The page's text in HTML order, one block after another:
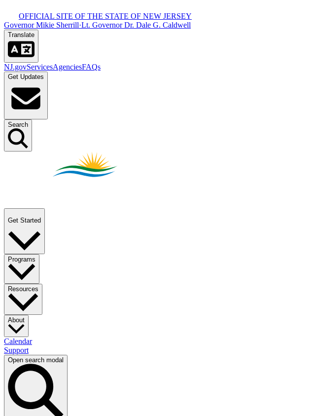
OFFICIAL SITE OF THE STATE OF NEW JERSEY​​​​‌ ‍ ​‍​‍‌‍ ‌ ​‍‌‍‍‌‌‍‌ ‌‍‍‌‌‍ ‍​‍​‍​ ‍‍​‍​‍‌ ​ ‌‍​‌‌‍ ‍‌‍‍‌‌ ‌​‌ ‍‌​‍ ‍‌‍‍‌‌‍ ​‍​‍​‍ ​​‍​‍‌‍‍​‌ ​‍‌‍‌‌‌‍‌‍​‍​‍​ ‍‍​‍​‍‌‍‍​‌ ‌​‌ ‌​‌ ​​​ ‍‍​‍ ​‍ ‌‍ ​‌‍ ‌‍​ ‌‍​‌‌‍ ​‌‍‍​‌‍ ‌ ​ ‌ ‌​​ ‍‍​ ​ ​ ​ ​ ​ ​ ​ ​‍ ‌‍‍‌‌‍ ‍‌ ‌​‌‍‌‌‌‍ ‍‌ ‌​​‍ ‌‍‌‌‌‍‌​‌‍‍‌‌ ‌​​‍ ‌‍ ‌‌‍ ‌‍‌​‌‍‌‌​ ‌‌ ​​‌ ​‍‌‍‌‌‌ ​ ‌‍‌‌‌‍ ‍‌ ‌​‌‍​‌‌ ‌​‌‍‍‌‌‍ ‌‍ ‍​ ‍ ‌‍‍‌‌‍‌​​ ‌‌‍ ‍‌‍‍‍‌​‌ ‌‍ ‌ ‌‍‌​ ​‌‍​‌‌ ‍‌‌‍ ‌ ‌‌‌ ‌​​ ‍ ‌ ‌​‌ ‍‌‌ ​​‌‍‌‌​ ‌‌‍ ‍‌‍‍‍‌‍ ​‌‍​‌‌ ‍‌‌‍ ‌ ‌‌‌ ‌​​ ‍ ‌ ​​‌‍​‌‌ ‌​‌‍‍​​ ‌‌‍‍​‌‍‌‌‌‍​‌‌‍‌​‌‍‌‌‌ ​‍​‍ ‍‌ ​ ‌‍‌‌‌‍​‌‌‍ ​​‍ ‍‌ ‌​‌‍‌‌‌ ‍​‌ ‌​​ ‌‍​‍‌‍​‌‌ ​ ‌‍‌‌‌‌‌‌‌ ​‍‌‍ ​​ ‌‌‍‍​‌ ‌​‌ ‌​‌ ​​​‍‌‌​ ​ ‌​​‌​‍‌‌​ ​‍‌​‌‍​‍‌‌​ ​‍‌​‌‍‌‍ ​‌‍ ‌‍​ ‌‍​‌‌‍ ​‌‍‍​‌‍ ‌ ​ ‌ ‌​​‍‌‌​ ​ ‌​​‌​ ​ ​ ​ ​ ​ ​ ​ ​‍‌‍‌‍‍‌‌‍‌​​ ‌‌‍ ‍‌‍‍‍‌​‌ ‌‍ ‌ ‌‍‌​ ​‌‍​‌‌ ‍‌‌‍ ‌ ‌‌‌ ‌​​‍‌‍‌ ‌​‌ ‍‌‌ ​​‌‍‌‌​ ‌‌‍ ‍‌‍‍‍‌‍ ​‌‍​‌‌ ‍‌‌‍ ‌ ‌‌‌ ‌​​‍‌‍‌ ​​‌‍​‌‌ ‌​‌‍‍​​ ‌‌‍‍​‌‍‌‌‌‍​‌‌‍‌​‌‍‌‌‌ ​‍​‍ ‍‌ ​ ‌‍‌‌‌‍​‌‌‍ ​​‍ ‍‌ ‌​‌‍‌‌‌ ‍​‌ ‌​​‍‌‍‌ ​​‌‍‌‌‌ ​‍‌ ​ ‌ ​​‌‍‌‌‌‍​ ‌ ‌​‌‍‍‌‌ ‌‍‌‍‌‌​ ‌‌ ​​‌ ‌‌‌‍​‍‌‍ ​‌‍‍‌‌ ​ ‌‍‍​‌‍‌‌‌‍‌​​‍​‍‌ ‌
Governor Mikie Sherrill​​​​‌ ‍ ​‍​‍‌‍ ‌ ​‍‌‍‍‌‌‍‌ ‌‍‍‌‌‍ ‍​‍​‍​ ‍‍​‍​‍‌ ​ ‌‍​‌‌‍ ‍‌‍‍‌‌ ‌​‌ ‍‌​‍ ‍‌‍‍‌‌‍ ​‍​‍​‍ ​​‍​‍‌‍‍​‌ ​‍‌‍‌‌‌‍‌‍​‍​‍​ ‍‍​‍​‍‌‍‍​‌ ‌​‌ ‌​‌ ​​​ ‍‍​‍ ​‍ ‌‍ ​‌‍ ‌‍​ ‌‍​‌‌‍ ​‌‍‍​‌‍ ‌ ​ ‌ ‌​​ ‍‍​ ​ ​ ​ ​ ​ ​ ​ ​‍ ‌‍‍‌‌‍ ‍‌ ‌​‌‍‌‌‌‍ ‍‌ ‌​​‍ ‌‍‌‌‌‍‌​‌‍‍‌‌ ‌​​‍ ‌‍ ‌‌‍ ‌‍‌​‌‍‌‌​ ‌‌ ​​‌ ​‍‌‍‌‌‌ ​ ‌‍‌‌‌‍ ‍‌ ‌​‌‍​‌‌ ‌​‌‍‍‌‌‍ ‌‍ ‍​ ‍ ‌‍‍‌‌‍‌​​ ‌‌‍ ‍‌‍‍‍‌​‌ ‌‍ ‌ ‌‍‌​ ​‌‍​‌‌ ‍‌‌‍ ‌ ‌‌‌ ‌​​ ‍ ‌ ‌​‌ ‍‌‌ ​​‌‍‌‌​ ‌‌‍ ‍‌‍‍‍‌‍ ​‌‍​‌‌ ‍‌‌‍ ‌ ‌‌‌ ‌​​ ‍ ‌ ​​‌‍​‌‌ ‌​‌‍‍​​ ‌‌‍‍​‌‍‌‌‌‍​‌‌‍‌​‌‍‌‌‌ ​‍​‍ ‍‌‍ ​‌‍‌‌‌‍​‌‌‍‌​‌‍‌‌‌ ​‍‌ ​ ​‍ ‍‌‍‌ ‌‍ ‌ ‌‍‌‍‌‌‌ ​‍‌‍ ‍‌‍ ‌ ​‍​ ‌‍​‍‌‍​‌‌ ​ ‌‍‌‌‌‌‌‌‌ ​‍‌‍ ​​ ‌‌‍‍​‌ ‌​‌ ‌​‌ ​​​‍‌‌​ ​ ‌​​‌​‍‌‌​ ​‍‌​‌‍​‍‌‌​ ​‍‌​‌‍‌‍ ​‌‍ ‌‍​ ‌‍​‌‌‍ ​‌‍‍​‌‍ ‌ ​ ‌ ‌​​‍‌‌​ ​ ‌​​‌​ ​ ​ ​ ​ ​ ​ ​ ​‍‌‍‌‍‍‌‌‍‌​​ ‌‌‍ ‍‌‍‍‍‌​‌ ‌‍ ‌ ‌‍‌​ ​‌‍​‌‌ ‍‌‌‍ ‌ ‌‌‌ ‌​​‍‌‍‌ ‌​‌ ‍‌‌ ​​‌‍‌‌​ ‌‌‍ ‍‌‍‍‍‌‍ ​‌‍​‌‌ ‍‌‌‍ ‌ ‌‌‌ ‌​​‍‌‍‌ ​​‌‍​‌‌ ‌​‌‍‍​​ ‌‌‍‍​‌‍‌‌‌‍​‌‌‍‌​‌‍‌‌‌ ​‍​‍ ‍‌‍ ​‌‍‌‌‌‍​‌‌‍‌​‌‍‌‌‌ ​‍‌ ​ ​‍ ‍‌‍‌ ‌‍ ‌ ‌‍‌‍‌‌‌ ​‍‌‍ ‍‌‍ ‌ ​‍​‍‌‍‌ ​​‌‍‌‌‌ ​‍‌ ​ ‌ ​​‌‍‌‌‌‍​ ‌ ‌​‌‍‍‌‌ ‌‍‌‍‌‌​ ‌‌ ​​‌ ‌‌‌‍​‍‌‍ ​‌‍‍‌‌ ​ ‌‍‍​‌‍‌‌‌‍‌​​‍​‍‌ ‌·Lt. Governor Dr. Dale G. Caldwell​​​​‌ ‍ ​‍​‍‌‍ ‌ ​‍‌‍‍‌‌‍‌ ‌‍‍‌‌‍ ‍​‍​‍​ ‍‍​‍​‍‌ ​ ‌‍​‌‌‍ ‍‌‍‍‌‌ ‌​‌ ‍‌​‍ ‍‌‍‍‌‌‍ ​‍​‍​‍ ​​‍​‍‌‍‍​‌ ​‍‌‍‌‌‌‍‌‍​‍​‍​ ‍‍​‍​‍‌‍‍​‌ ‌​‌ ‌​‌ ​​​ ‍‍​‍ ​‍ ‌‍ ​‌‍ ‌‍​ ‌‍​‌‌‍ ​‌‍‍​‌‍ ‌ ​ ‌ ‌​​ ‍‍​ ​ ​ ​ ​ ​ ​ ​ ​‍ ‌‍‍‌‌‍ ‍‌ ‌​‌‍‌‌‌‍ ‍‌ ‌​​‍ ‌‍‌‌‌‍‌​‌‍‍‌‌ ‌​​‍ ‌‍ ‌‌‍ ‌‍‌​‌‍‌‌​ ‌‌ ​​‌ ​‍‌‍‌‌‌ ​ ‌‍‌‌‌‍ ‍‌ ‌​‌‍​‌‌ ‌​‌‍‍‌‌‍ ‌‍ ‍​ ‍ ‌‍‍‌‌‍‌​​ ‌‌‍ ‍‌‍‍‍‌​‌ ‌‍ ‌ ‌‍‌​ ​‌‍​‌‌ ‍‌‌‍ ‌ ‌‌‌ ‌​​ ‍ ‌ ‌​‌ ‍‌‌ ​​‌‍‌‌​ ‌‌‍ ‍‌‍‍‍‌‍ ​‌‍​‌‌ ‍‌‌‍ ‌ ‌‌‌ ‌​​ ‍ ‌ ​​‌‍​‌‌ ‌​‌‍‍​​ ‌‌‍‍​‌‍‌‌‌‍​‌‌‍‌​‌‍‌‌‌ ​‍​‍ ‍‌‍ ​‌‍‌‌‌‍​‌‌‍‌​‌‍‌‌‌ ​‍‌ ​ ​‍ ‍‌‍ ​‌ ‌​‌​‌ ‌‍ ‌ ‌‍‌‍‌‌‌ ​‍‌‍ ‍‌‍ ‌ ​‍​ ‌‍​‍‌‍​‌‌ ​ ‌‍‌‌‌‌‌‌‌ ​‍‌‍ ​​ ‌‌‍‍​‌ ‌​‌ ‌​‌ ​​​‍‌‌​ ​ ‌​​‌​‍‌‌​ ​‍‌​‌‍​‍‌‌​ ​‍‌​‌‍‌‍ ​‌‍ ‌‍​ ‌‍​‌‌‍ ​‌‍‍​‌‍ ‌ ​ ‌ ‌​​‍‌‌​ ​ ‌​​‌​ ​ ​ ​ ​ ​ ​ ​ ​‍‌‍‌‍‍‌‌‍‌​​ ‌‌‍ ‍‌‍‍‍‌​‌ ‌‍ ‌ ‌‍‌​ ​‌‍​‌‌ ‍‌‌‍ ‌ ‌‌‌ ‌​​‍‌‍‌ ‌​‌ ‍‌‌ ​​‌‍‌‌​ ‌‌‍ ‍‌‍‍‍‌‍ ​‌‍​‌‌ ‍‌‌‍ ‌ ‌‌‌ ‌​​‍‌‍‌ ​​‌‍​‌‌ ‌​‌‍‍​​ ‌‌‍‍​‌‍‌‌‌‍​‌‌‍‌​‌‍‌‌‌ ​‍​‍ ‍‌‍ ​‌‍‌‌‌‍​‌‌‍‌​‌‍‌‌‌ ​‍‌ ​ ​‍ ‍‌‍ ​‌ ‌​‌​‌ ‌‍ ‌ ‌‍‌‍‌‌‌ ​‍‌‍ ‍‌‍ ‌ ​‍​‍‌‍‌ ​​‌‍‌‌‌ ​‍‌ ​ ‌ ​​‌‍‌‌‌‍​ ‌ ‌​‌‍‍‌‌ ‌‍‌‍‌‌​ ‌‌ ​​‌ ‌‌‌‍​‍‌‍ ​‌‍‍‌‌ ​ ‌‍‍​‌‍‌‌‌‍‌​​‍​‍‌ ‌
Translate​​​​‌ ‍ ​‍​‍‌‍ ‌ ​‍‌‍‍‌‌‍‌ ‌‍‍‌‌‍ ‍​‍​‍​ ‍‍​‍​‍‌ ​ ‌‍​‌‌‍ ‍‌‍‍‌‌ ‌​‌ ‍‌​‍ ‍‌‍‍‌‌‍ ​‍​‍​‍ ​​‍​‍‌‍‍​‌ ​‍‌‍‌‌‌‍‌‍​‍​‍​ ‍‍​‍​‍‌‍‍​‌ ‌​‌ ‌​‌ ​​​ ‍‍​‍ ​‍ ‌‍ ​‌‍ ‌‍​ ‌‍​‌‌‍ ​‌‍‍​‌‍ ‌ ​ ‌ ‌​​ ‍‍​ ​ ​ ​ ​ ​ ​ ​ ​‍ ‌‍‍‌‌‍ ‍‌ ‌​‌‍‌‌‌‍ ‍‌ ‌​​‍ ‌‍‌‌‌‍‌​‌‍‍‌‌ ‌​​‍ ‌‍ ‌‌‍ ‌‍‌​‌‍‌‌​ ‌‌ ​​‌ ​‍‌‍‌‌‌ ​ ‌‍‌‌‌‍ ‍‌ ‌​‌‍​‌‌ ‌​‌‍‍‌‌‍ ‌‍ ‍​ ‍ ‌‍‍‌‌‍‌​​ ‌‌‍ ‍‌‍‍‍‌​‌ ‌‍ ‌ ‌‍‌​ ​‌‍​‌‌ ‍‌‌‍ ‌ ‌‌‌ ‌​​ ‍ ‌ ‌​‌ ‍‌‌ ​​‌‍‌‌​ ‌‌‍ ‍‌‍‍‍‌‍ ​‌‍​‌‌ ‍‌‌‍ ‌ ‌‌‌ ‌​​ ‍ ‌ ​​‌‍​‌‌ ‌​‌‍‍​​ ‌‌‍‍​‌‍‌‌‌‍​‌‌‍‌​‌‍‌‌‌ ​‍​‍ ‍‌ ‌​‌ ​‍‌‍​‌‌‍ ‍‌ ​ ‌‍ ​‌‍​‌‌ ‌​‌‍‍‌‌‍ ‌‍ ‍‌ ​ ​‍ ‍‌‍​‍‌ ‌​‌‍ ‍​ ‌‍​‍‌‍​‌‌ ​ ‌‍‌‌‌‌‌‌‌ ​‍‌‍ ​​ ‌‌‍‍​‌ ‌​‌ ‌​‌ ​​​‍‌‌​ ​ ‌​​‌​‍‌‌​ ​‍‌​‌‍​‍‌‌​ ​‍‌​‌‍‌‍ ​‌‍ ‌‍​ ‌‍​‌‌‍ ​‌‍‍​‌‍ ‌ ​ ‌ ‌​​‍‌‌​ ​ ‌​​‌​ ​ ​ ​ ​ ​ ​ ​ ​‍‌‍‌‍‍‌‌‍‌​​ ‌‌‍ ‍‌‍‍‍‌​‌ ‌‍ ‌ ‌‍‌​ ​‌‍​‌‌ ‍‌‌‍ ‌ ‌‌‌ ‌​​‍‌‍‌ ‌​‌ ‍‌‌ ​​‌‍‌‌​ ‌‌‍ ‍‌‍‍‍‌‍ ​‌‍​‌‌ ‍‌‌‍ ‌ ‌‌‌ ‌​​‍‌‍‌ ​​‌‍​‌‌ ‌​‌‍‍​​ ‌‌‍‍​‌‍‌‌‌‍​‌‌‍‌​‌‍‌‌‌ ​‍​‍ ‍‌ ‌​‌ ​‍‌‍​‌‌‍ ‍‌ ​ ‌‍ ​‌‍​‌‌ ‌​‌‍‍‌‌‍ ‌‍ ‍‌ ​ ​‍ ‍‌‍​‍‌ ‌​‌‍ ‍​‍‌‍‌ ​​‌‍‌‌‌ ​‍‌ ​ ‌ ​​‌‍‌‌‌‍​ ‌ ‌​‌‍‍‌‌ ‌‍‌‍‌‌​ ‌‌ ​​‌ ‌‌‌‍​‍‌‍ ​‌‍‍‌‌ ​ ‌‍‍​‌‍‌‌‌‍‌​​‍​‍‌ ‌
NJ.gov​​​​‌ ‍ ​‍​‍‌‍ ‌ ​‍‌‍‍‌‌‍‌ ‌‍‍‌‌‍ ‍​‍​‍​ ‍‍​‍​‍‌ ​ ‌‍​‌‌‍ ‍‌‍‍‌‌ ‌​‌ ‍‌​‍ ‍‌‍‍‌‌‍ ​‍​‍​‍ ​​‍​‍‌‍‍​‌ ​‍‌‍‌‌‌‍‌‍​‍​‍​ ‍‍​‍​‍‌‍‍​‌ ‌​‌ ‌​‌ ​​​ ‍‍​‍ ​‍ ‌‍ ​‌‍ ‌‍​ ‌‍​‌‌‍ ​‌‍‍​‌‍ ‌ ​ ‌ ‌​​ ‍‍​ ​ ​ ​ ​ ​ ​ ​ ​‍ ‌‍‍‌‌‍ ‍‌ ‌​‌‍‌‌‌‍ ‍‌ ‌​​‍ ‌‍‌‌‌‍‌​‌‍‍‌‌ ‌​​‍ ‌‍ ‌‌‍ ‌‍‌​‌‍‌‌​ ‌‌ ​​‌ ​‍‌‍‌‌‌ ​ ‌‍‌‌‌‍ ‍‌ ‌​‌‍​‌‌ ‌​‌‍‍‌‌‍ ‌‍ ‍​ ‍ ‌‍‍‌‌‍‌​​ ‌‌‍ ‍‌‍‍‍‌​‌ ‌‍ ‌ ‌‍‌​ ​‌‍​‌‌ ‍‌‌‍ ‌ ‌‌‌ ‌​​ ‍ ‌ ‌​‌ ‍‌‌ ​​‌‍‌‌​ ‌‌‍ ‍‌‍‍‍‌‍ ​‌‍​‌‌ ‍‌‌‍ ‌ ‌‌‌ ‌​​ ‍ ‌ ​​‌‍​‌‌ ‌​‌‍‍​​ ‌‌‍‍​‌‍‌‌‌‍​‌‌‍‌​‌‍‌‌‌ ​‍​‍ ‍‌‍ ​‌‍‍‌‌‍ ‍‌‍‍ ‌ ​ ​‍‌‌​ ‌‌‌​​‍‌‌ ‌‍‍ ‌‍‌‌‌ ‍‌​‍‌‌​ ​ ‌​‌​​‍‌‌​ ​ ‌​‌​​‍‌‌​ ​‍​ ​‍​ ​‍‌‍‌‍‌‍​ ‌‍​ ​ ​ ‌‍​‍​ ‍​‌‍‌‌​ ​​​ ​ ‌‍​‍​ ​​​‍‌‌​ ​‍​ ​‍​‍‌‌​ ‌‌‌​‌​​‍ ‍‌ ‌​‌‍‌‌‌ ‍​‌ ‌​​ ‌‍​‍‌‍​‌‌ ​ ‌‍‌‌‌‌‌‌‌ ​‍‌‍ ​​ ‌‌‍‍​‌ ‌​‌ ‌​‌ ​​​‍‌‌​ ​ ‌​​‌​‍‌‌​ ​‍‌​‌‍​‍‌‌​ ​‍‌​‌‍‌‍ ​‌‍ ‌‍​ ‌‍​‌‌‍ ​‌‍‍​‌‍ ‌ ​ ‌ ‌​​‍‌‌​ ​ ‌​​‌​ ​ ​ ​ ​ ​ ​ ​ ​‍‌‍‌‍‍‌‌‍‌​​ ‌‌‍ ‍‌‍‍‍‌​‌ ‌‍ ‌ ‌‍‌​ ​‌‍​‌‌ ‍‌‌‍ ‌ ‌‌‌ ‌​​‍‌‍‌ ‌​‌ ‍‌‌ ​​‌‍‌‌​ ‌‌‍ ‍‌‍‍‍‌‍ ​‌‍​‌‌ ‍‌‌‍ ‌ ‌‌‌ ‌​​‍‌‍‌ ​​‌‍​‌‌ ‌​‌‍‍​​ ‌‌‍‍​‌‍‌‌‌‍​‌‌‍‌​‌‍‌‌‌ ​‍​‍ ‍‌‍ ​‌‍‍‌‌‍ ‍‌‍‍ ‌ ​ ​‍‌‌​ ‌‌‌​​‍‌‌ ‌‍‍ ‌‍‌‌‌ ‍‌​‍‌‌​ ​ ‌​‌​​‍‌‌​ ​ ‌​‌​​‍‌‌​ ​‍​ ​‍​ ​‍‌‍‌‍‌‍​ ‌‍​ ​ ​ ‌‍​‍​ ‍​‌‍‌‌​ ​​​ ​ ‌‍​‍​ ​​​‍‌‌​ ​‍​ ​‍​‍‌‌​ ‌‌‌​‌​​‍ ‍‌ ‌​‌‍‌‌‌ ‍​‌ ‌​​‍‌‍‌ ​​‌‍‌‌‌ ​‍‌ ​ ‌ ​​‌‍‌‌‌‍​ ‌ ‌​‌‍‍‌‌ ‌‍‌‍‌‌​ ‌‌ ​​‌ ‌‌‌‍​‍‌‍ ​‌‍‍‌‌ ​ ‌‍‍​‌‍‌‌‌‍‌​​‍​‍‌ ‌Services​​​​‌ ‍ ​‍​‍‌‍ ‌ ​‍‌‍‍‌‌‍‌ ‌‍‍‌‌‍ ‍​‍​‍​ ‍‍​‍​‍‌ ​ ‌‍​‌‌‍ ‍‌‍‍‌‌ ‌​‌ ‍‌​‍ ‍‌‍‍‌‌‍ ​‍​‍​‍ ​​‍​‍‌‍‍​‌ ​‍‌‍‌‌‌‍‌‍​‍​‍​ ‍‍​‍​‍‌‍‍​‌ ‌​‌ ‌​‌ ​​​ ‍‍​‍ ​‍ ‌‍ ​‌‍ ‌‍​ ‌‍​‌‌‍ ​‌‍‍​‌‍ ‌ ​ ‌ ‌​​ ‍‍​ ​ ​ ​ ​ ​ ​ ​ ​‍ ‌‍‍‌‌‍ ‍‌ ‌​‌‍‌‌‌‍ ‍‌ ‌​​‍ ‌‍‌‌‌‍‌​‌‍‍‌‌ ‌​​‍ ‌‍ ‌‌‍ ‌‍‌​‌‍‌‌​ ‌‌ ​​‌ ​‍‌‍‌‌‌ ​ ‌‍‌‌‌‍ ‍‌ ‌​‌‍​‌‌ ‌​‌‍‍‌‌‍ ‌‍ ‍​ ‍ ‌‍‍‌‌‍‌​​ ‌‌‍ ‍‌‍‍‍‌​‌ ‌‍ ‌ ‌‍‌​ ​‌‍​‌‌ ‍‌‌‍ ‌ ‌‌‌ ‌​​ ‍ ‌ ‌​‌ ‍‌‌ ​​‌‍‌‌​ ‌‌‍ ‍‌‍‍‍‌‍ ​‌‍​‌‌ ‍‌‌‍ ‌ ‌‌‌ ‌​​ ‍ ‌ ​​‌‍​‌‌ ‌​‌‍‍​​ ‌‌‍‍​‌‍‌‌‌‍​‌‌‍‌​‌‍‌‌‌ ​‍​‍ ‍‌‍ ​‌‍‍‌‌‍ ‍‌‍‍ ‌ ​ ​‍‌‌​ ‌‌‌​​‍‌‌ ‌‍‍ ‌‍‌‌‌ ‍‌​‍‌‌​ ​ ‌​‌​​‍‌‌​ ​ ‌​‌​​‍‌‌​ ​‍​ ​‍​ ​‍​ ‍​​ ‌ ​ ‍‌​ ​‍‌‍​ ‌‍​ ‌‍‌‍​ ​ ​ ‌ ​ ‌​​ ‌​​‍‌‌​ ​‍​ ​‍​‍‌‌​ ‌‌‌​‌​​‍ ‍‌ ‌​‌‍‌‌‌ ‍​‌ ‌​​ ‌‍​‍‌‍​‌‌ ​ ‌‍‌‌‌‌‌‌‌ ​‍‌‍ ​​ ‌‌‍‍​‌ ‌​‌ ‌​‌ ​​​‍‌‌​ ​ ‌​​‌​‍‌‌​ ​‍‌​‌‍​‍‌‌​ ​‍‌​‌‍‌‍ ​‌‍ ‌‍​ ‌‍​‌‌‍ ​‌‍‍​‌‍ ‌ ​ ‌ ‌​​‍‌‌​ ​ ‌​​‌​ ​ ​ ​ ​ ​ ​ ​ ​‍‌‍‌‍‍‌‌‍‌​​ ‌‌‍ ‍‌‍‍‍‌​‌ ‌‍ ‌ ‌‍‌​ ​‌‍​‌‌ ‍‌‌‍ ‌ ‌‌‌ ‌​​‍‌‍‌ ‌​‌ ‍‌‌ ​​‌‍‌‌​ ‌‌‍ ‍‌‍‍‍‌‍ ​‌‍​‌‌ ‍‌‌‍ ‌ ‌‌‌ ‌​​‍‌‍‌ ​​‌‍​‌‌ ‌​‌‍‍​​ ‌‌‍‍​‌‍‌‌‌‍​‌‌‍‌​‌‍‌‌‌ ​‍​‍ ‍‌‍ ​‌‍‍‌‌‍ ‍‌‍‍ ‌ ​ ​‍‌‌​ ‌‌‌​​‍‌‌ ‌‍‍ ‌‍‌‌‌ ‍‌​‍‌‌​ ​ ‌​‌​​‍‌‌​ ​ ‌​‌​​‍‌‌​ ​‍​ ​‍​ ​‍​ ‍​​ ‌ ​ ‍‌​ ​‍‌‍​ ‌‍​ ‌‍‌‍​ ​ ​ ‌ ​ ‌​​ ‌​​‍‌‌​ ​‍​ ​‍​‍‌‌​ ‌‌‌​‌​​‍ ‍‌ ‌​‌‍‌‌‌ ‍​‌ ‌​​‍‌‍‌ ​​‌‍‌‌‌ ​‍‌ ​ ‌ ​​‌‍‌‌‌‍​ ‌ ‌​‌‍‍‌‌ ‌‍‌‍‌‌​ ‌‌ ​​‌ ‌‌‌‍​‍‌‍ ​‌‍‍‌‌ ​ ‌‍‍​‌‍‌‌‌‍‌​​‍​‍‌ ‌Agencies​​​​‌ ‍ ​‍​‍‌‍ ‌ ​‍‌‍‍‌‌‍‌ ‌‍‍‌‌‍ ‍​‍​‍​ ‍‍​‍​‍‌ ​ ‌‍​‌‌‍ ‍‌‍‍‌‌ ‌​‌ ‍‌​‍ ‍‌‍‍‌‌‍ ​‍​‍​‍ ​​‍​‍‌‍‍​‌ ​‍‌‍‌‌‌‍‌‍​‍​‍​ ‍‍​‍​‍‌‍‍​‌ ‌​‌ ‌​‌ ​​​ ‍‍​‍ ​‍ ‌‍ ​‌‍ ‌‍​ ‌‍​‌‌‍ ​‌‍‍​‌‍ ‌ ​ ‌ ‌​​ ‍‍​ ​ ​ ​ ​ ​ ​ ​ ​‍ ‌‍‍‌‌‍ ‍‌ ‌​‌‍‌‌‌‍ ‍‌ ‌​​‍ ‌‍‌‌‌‍‌​‌‍‍‌‌ ‌​​‍ ‌‍ ‌‌‍ ‌‍‌​‌‍‌‌​ ‌‌ ​​‌ ​‍‌‍‌‌‌ ​ ‌‍‌‌‌‍ ‍‌ ‌​‌‍​‌‌ ‌​‌‍‍‌‌‍ ‌‍ ‍​ ‍ ‌‍‍‌‌‍‌​​ ‌‌‍ ‍‌‍‍‍‌​‌ ‌‍ ‌ ‌‍‌​ ​‌‍​‌‌ ‍‌‌‍ ‌ ‌‌‌ ‌​​ ‍ ‌ ‌​‌ ‍‌‌ ​​‌‍‌‌​ ‌‌‍ ‍‌‍‍‍‌‍ ​‌‍​‌‌ ‍‌‌‍ ‌ ‌‌‌ ‌​​ ‍ ‌ ​​‌‍​‌‌ ‌​‌‍‍​​ ‌‌‍‍​‌‍‌‌‌‍​‌‌‍‌​‌‍‌‌‌ ​‍​‍ ‍‌‍ ​‌‍‍‌‌‍ ‍‌‍‍ ‌ ​ ​‍‌‌​ ‌‌‌​​‍‌‌ ‌‍‍ ‌‍‌‌‌ ‍‌​‍‌‌​ ​ ‌​‌​​‍‌‌​ ​ ‌​‌​​‍‌‌​ ​‍​ ​‍​ ‌ ‌‍‌​​ ​‌‌‍‌‍​ ​ ​ ​​‌‍​ ‌‍​‍​ ‌ ‌‍‌​​ ‍​​ ​ ​‍‌‌​ ​‍​ ​‍​‍‌‌​ ‌‌‌​‌​​‍ ‍‌ ‌​‌‍‌‌‌ ‍​‌ ‌​​ ‌‍​‍‌‍​‌‌ ​ ‌‍‌‌‌‌‌‌‌ ​‍‌‍ ​​ ‌‌‍‍​‌ ‌​‌ ‌​‌ ​​​‍‌‌​ ​ ‌​​‌​‍‌‌​ ​‍‌​‌‍​‍‌‌​ ​‍‌​‌‍‌‍ ​‌‍ ‌‍​ ‌‍​‌‌‍ ​‌‍‍​‌‍ ‌ ​ ‌ ‌​​‍‌‌​ ​ ‌​​‌​ ​ ​ ​ ​ ​ ​ ​ ​‍‌‍‌‍‍‌‌‍‌​​ ‌‌‍ ‍‌‍‍‍‌​‌ ‌‍ ‌ ‌‍‌​ ​‌‍​‌‌ ‍‌‌‍ ‌ ‌‌‌ ‌​​‍‌‍‌ ‌​‌ ‍‌‌ ​​‌‍‌‌​ ‌‌‍ ‍‌‍‍‍‌‍ ​‌‍​‌‌ ‍‌‌‍ ‌ ‌‌‌ ‌​​‍‌‍‌ ​​‌‍​‌‌ ‌​‌‍‍​​ ‌‌‍‍​‌‍‌‌‌‍​‌‌‍‌​‌‍‌‌‌ ​‍​‍ ‍‌‍ ​‌‍‍‌‌‍ ‍‌‍‍ ‌ ​ ​‍‌‌​ ‌‌‌​​‍‌‌ ‌‍‍ ‌‍‌‌‌ ‍‌​‍‌‌​ ​ ‌​‌​​‍‌‌​ ​ ‌​‌​​‍‌‌​ ​‍​ ​‍​ ‌ ‌‍‌​​ ​‌‌‍‌‍​ ​ ​ ​​‌‍​ ‌‍​‍​ ‌ ‌‍‌​​ ‍​​ ​ ​‍‌‌​ ​‍​ ​‍​‍‌‌​ ‌‌‌​‌​​‍ ‍‌ ‌​‌‍‌‌‌ ‍​‌ ‌​​‍‌‍‌ ​​‌‍‌‌‌ ​‍‌ ​ ‌ ​​‌‍‌‌‌‍​ ‌ ‌​‌‍‍‌‌ ‌‍‌‍‌‌​ ‌‌ ​​‌ ‌‌‌‍​‍‌‍ ​‌‍‍‌‌ ​ ‌‍‍​‌‍‌‌‌‍‌​​‍​‍‌ ‌FAQs​​​​‌ ‍ ​‍​‍‌‍ ‌ ​‍‌‍‍‌‌‍‌ ‌‍‍‌‌‍ ‍​‍​‍​ ‍‍​‍​‍‌ ​ ‌‍​‌‌‍ ‍‌‍‍‌‌ ‌​‌ ‍‌​‍ ‍‌‍‍‌‌‍ ​‍​‍​‍ ​​‍​‍‌‍‍​‌ ​‍‌‍‌‌‌‍‌‍​‍​‍​ ‍‍​‍​‍‌‍‍​‌ ‌​‌ ‌​‌ ​​​ ‍‍​‍ ​‍ ‌‍ ​‌‍ ‌‍​ ‌‍​‌‌‍ ​‌‍‍​‌‍ ‌ ​ ‌ ‌​​ ‍‍​ ​ ​ ​ ​ ​ ​ ​ ​‍ ‌‍‍‌‌‍ ‍‌ ‌​‌‍‌‌‌‍ ‍‌ ‌​​‍ ‌‍‌‌‌‍‌​‌‍‍‌‌ ‌​​‍ ‌‍ ‌‌‍ ‌‍‌​‌‍‌‌​ ‌‌ ​​‌ ​‍‌‍‌‌‌ ​ ‌‍‌‌‌‍ ‍‌ ‌​‌‍​‌‌ ‌​‌‍‍‌‌‍ ‌‍ ‍​ ‍ ‌‍‍‌‌‍‌​​ ‌‌‍ ‍‌‍‍‍‌​‌ ‌‍ ‌ ‌‍‌​ ​‌‍​‌‌ ‍‌‌‍ ‌ ‌‌‌ ‌​​ ‍ ‌ ‌​‌ ‍‌‌ ​​‌‍‌‌​ ‌‌‍ ‍‌‍‍‍‌‍ ​‌‍​‌‌ ‍‌‌‍ ‌ ‌‌‌ ‌​​ ‍ ‌ ​​‌‍​‌‌ ‌​‌‍‍​​ ‌‌‍‍​‌‍‌‌‌‍​‌‌‍‌​‌‍‌‌‌ ​‍​‍ ‍‌‍ ​‌‍‍‌‌‍ ‍‌‍‍ ‌ ​ ​‍‌‌​ ‌‌‌​​‍‌‌ ‌‍‍ ‌‍‌‌‌ ‍‌​‍‌‌​ ​ ‌​‌​​‍‌‌​ ​ ‌​‌​​‍‌‌​ ​‍​ ​‍‌‍​ ​ ‌‍​ ‍​‌‍​ ‌‍​‍​ ​‌​ ​​​ ‌‌‌‍​ ​ ‌‌​ ​‌‌‍​‍​‍‌‌​ ​‍​ ​‍​‍‌‌​ ‌‌‌​‌​​‍ ‍‌ ‌​‌‍‌‌‌ ‍​‌ ‌​​ ‌‍​‍‌‍​‌‌ ​ ‌‍‌‌‌‌‌‌‌ ​‍‌‍ ​​ ‌‌‍‍​‌ ‌​‌ ‌​‌ ​​​‍‌‌​ ​ ‌​​‌​‍‌‌​ ​‍‌​‌‍​‍‌‌​ ​‍‌​‌‍‌‍ ​‌‍ ‌‍​ ‌‍​‌‌‍ ​‌‍‍​‌‍ ‌ ​ ‌ ‌​​‍‌‌​ ​ ‌​​‌​ ​ ​ ​ ​ ​ ​ ​ ​‍‌‍‌‍‍‌‌‍‌​​ ‌‌‍ ‍‌‍‍‍‌​‌ ‌‍ ‌ ‌‍‌​ ​‌‍​‌‌ ‍‌‌‍ ‌ ‌‌‌ ‌​​‍‌‍‌ ‌​‌ ‍‌‌ ​​‌‍‌‌​ ‌‌‍ ‍‌‍‍‍‌‍ ​‌‍​‌‌ ‍‌‌‍ ‌ ‌‌‌ ‌​​‍‌‍‌ ​​‌‍​‌‌ ‌​‌‍‍​​ ‌‌‍‍​‌‍‌‌‌‍​‌‌‍‌​‌‍‌‌‌ ​‍​‍ ‍‌‍ ​‌‍‍‌‌‍ ‍‌‍‍ ‌ ​ ​‍‌‌​ ‌‌‌​​‍‌‌ ‌‍‍ ‌‍‌‌‌ ‍‌​‍‌‌​ ​ ‌​‌​​‍‌‌​ ​ ‌​‌​​‍‌‌​ ​‍​ ​‍‌‍​ ​ ‌‍​ ‍​‌‍​ ‌‍​‍​ ​‌​ ​​​ ‌‌‌‍​ ​ ‌‌​ ​‌‌‍​‍​‍‌‌​ ​‍​ ​‍​‍‌‌​ ‌‌‌​‌​​‍ ‍‌ ‌​‌‍‌‌‌ ‍​‌ ‌​​‍‌‍‌ ​​‌‍‌‌‌ ​‍‌ ​ ‌ ​​‌‍‌‌‌‍​ ‌ ‌​‌‍‍‌‌ ‌‍‌‍‌‌​ ‌‌ ​​‌ ‌‌‌‍​‍‌‍ ​‌‍‍‌‌ ​ ‌‍‍​‌‍‌‌‌‍‌​​‍​‍‌ ‌
Get Updates​​​​‌ ‍ ​‍​‍‌‍ ‌ ​‍‌‍‍‌‌‍‌ ‌‍‍‌‌‍ ‍​‍​‍​ ‍‍​‍​‍‌ ​ ‌‍​‌‌‍ ‍‌‍‍‌‌ ‌​‌ ‍‌​‍ ‍‌‍‍‌‌‍ ​‍​‍​‍ ​​‍​‍‌‍‍​‌ ​‍‌‍‌‌‌‍‌‍​‍​‍​ ‍‍​‍​‍‌‍‍​‌ ‌​‌ ‌​‌ ​​​ ‍‍​‍ ​‍ ‌‍ ​‌‍ ‌‍​ ‌‍​‌‌‍ ​‌‍‍​‌‍ ‌ ​ ‌ ‌​​ ‍‍​ ​ ​ ​ ​ ​ ​ ​ ​‍ ‌‍‍‌‌‍ ‍‌ ‌​‌‍‌‌‌‍ ‍‌ ‌​​‍ ‌‍‌‌‌‍‌​‌‍‍‌‌ ‌​​‍ ‌‍ ‌‌‍ ‌‍‌​‌‍‌‌​ ‌‌ ​​‌ ​‍‌‍‌‌‌ ​ ‌‍‌‌‌‍ ‍‌ ‌​‌‍​‌‌ ‌​‌‍‍‌‌‍ ‌‍ ‍​ ‍ ‌‍‍‌‌‍‌​​ ‌‌‍ ‍‌‍‍‍‌​‌ ‌‍ ‌ ‌‍‌​ ​‌‍​‌‌ ‍‌‌‍ ‌ ‌‌‌ ‌​​ ‍ ‌ ‌​‌ ‍‌‌ ​​‌‍‌‌​ ‌‌‍ ‍‌‍‍‍‌‍ ​‌‍​‌‌ ‍‌‌‍ ‌ ‌‌‌ ‌​​ ‍ ‌ ​​‌‍​‌‌ ‌​‌‍‍​​ ‌‌‍‍​‌‍‌‌‌‍​‌‌‍‌​‌‍‌‌‌ ​‍​‍ ‍‌‍ ‍‌‍‌‌‌ ‌ ‌ ​ ‌‍ ​‌‍‌‌‌ ‌​‌ ‌​‌‍‌‌‌ ​‍​‍ ‍‌‍​‍‌ ‌​‌‍ ‍​ ‌‍​‍‌‍​‌‌ ​ ‌‍‌‌‌‌‌‌‌ ​‍‌‍ ​​ ‌‌‍‍​‌ ‌​‌ ‌​‌ ​​​‍‌‌​ ​ ‌​​‌​‍‌‌​ ​‍‌​‌‍​‍‌‌​ ​‍‌​‌‍‌‍ ​‌‍ ‌‍​ ‌‍​‌‌‍ ​‌‍‍​‌‍ ‌ ​ ‌ ‌​​‍‌‌​ ​ ‌​​‌​ ​ ​ ​ ​ ​ ​ ​ ​‍‌‍‌‍‍‌‌‍‌​​ ‌‌‍ ‍‌‍‍‍‌​‌ ‌‍ ‌ ‌‍‌​ ​‌‍​‌‌ ‍‌‌‍ ‌ ‌‌‌ ‌​​‍‌‍‌ ‌​‌ ‍‌‌ ​​‌‍‌‌​ ‌‌‍ ‍‌‍‍‍‌‍ ​‌‍​‌‌ ‍‌‌‍ ‌ ‌‌‌ ‌​​‍‌‍‌ ​​‌‍​‌‌ ‌​‌‍‍​​ ‌‌‍‍​‌‍‌‌‌‍​‌‌‍‌​‌‍‌‌‌ ​‍​‍ ‍‌‍ ‍‌‍‌‌‌ ‌ ‌ ​ ‌‍ ​‌‍‌‌‌ ‌​‌ ‌​‌‍‌‌‌ ​‍​‍ ‍‌‍​‍‌ ‌​‌‍ ‍​‍‌‍‌ ​​‌‍‌‌‌ ​‍‌ ​ ‌ ​​‌‍‌‌‌‍​ ‌ ‌​‌‍‍‌‌ ‌‍‌‍‌‌​ ‌‌ ​​‌ ‌‌‌‍​‍‌‍ ​‌‍‍‌‌ ​ ‌‍‍​‌‍‌‌‌‍‌​​‍​‍‌ ‌
Search​​​​‌ ‍ ​‍​‍‌‍ ‌ ​‍‌‍‍‌‌‍‌ ‌‍‍‌‌‍ ‍​‍​‍​ ‍‍​‍​‍‌ ​ ‌‍​‌‌‍ ‍‌‍‍‌‌ ‌​‌ ‍‌​‍ ‍‌‍‍‌‌‍ ​‍​‍​‍ ​​‍​‍‌‍‍​‌ ​‍‌‍‌‌‌‍‌‍​‍​‍​ ‍‍​‍​‍‌‍‍​‌ ‌​‌ ‌​‌ ​​​ ‍‍​‍ ​‍ ‌‍ ​‌‍ ‌‍​ ‌‍​‌‌‍ ​‌‍‍​‌‍ ‌ ​ ‌ ‌​​ ‍‍​ ​ ​ ​ ​ ​ ​ ​ ​‍ ‌‍‍‌‌‍ ‍‌ ‌​‌‍‌‌‌‍ ‍‌ ‌​​‍ ‌‍‌‌‌‍‌​‌‍‍‌‌ ‌​​‍ ‌‍ ‌‌‍ ‌‍‌​‌‍‌‌​ ‌‌ ​​‌ ​‍‌‍‌‌‌ ​ ‌‍‌‌‌‍ ‍‌ ‌​‌‍​‌‌ ‌​‌‍‍‌‌‍ ‌‍ ‍​ ‍ ‌‍‍‌‌‍‌​​ ‌‌‍ ‍‌‍‍‍‌​‌ ‌‍ ‌ ‌‍‌​ ​‌‍​‌‌ ‍‌‌‍ ‌ ‌‌‌ ‌​​ ‍ ‌ ‌​‌ ‍‌‌ ​​‌‍‌‌​ ‌‌‍ ‍‌‍‍‍‌‍ ​‌‍​‌‌ ‍‌‌‍ ‌ ‌‌‌ ‌​​ ‍ ‌ ​​‌‍​‌‌ ‌​‌‍‍​​ ‌‌‍‍​‌‍‌‌‌‍​‌‌‍‌​‌‍‌‌‌ ​‍​‍ ‍‌ ​ ‌‍‌‌‌‍​‌‌ ​‍‌‍​ ‌‍‍​​‍ ‍‌‍​‍‌ ‌​‌‍ ‍​ ‌‍​‍‌‍​‌‌ ​ ‌‍‌‌‌‌‌‌‌ ​‍‌‍ ​​ ‌‌‍‍​‌ ‌​‌ ‌​‌ ​​​‍‌‌​ ​ ‌​​‌​‍‌‌​ ​‍‌​‌‍​‍‌‌​ ​‍‌​‌‍‌‍ ​‌‍ ‌‍​ ‌‍​‌‌‍ ​‌‍‍​‌‍ ‌ ​ ‌ ‌​​‍‌‌​ ​ ‌​​‌​ ​ ​ ​ ​ ​ ​ ​ ​‍‌‍‌‍‍‌‌‍‌​​ ‌‌‍ ‍‌‍‍‍‌​‌ ‌‍ ‌ ‌‍‌​ ​‌‍​‌‌ ‍‌‌‍ ‌ ‌‌‌ ‌​​‍‌‍‌ ‌​‌ ‍‌‌ ​​‌‍‌‌​ ‌‌‍ ‍‌‍‍‍‌‍ ​‌‍​‌‌ ‍‌‌‍ ‌ ‌‌‌ ‌​​‍‌‍‌ ​​‌‍​‌‌ ‌​‌‍‍​​ ‌‌‍‍​‌‍‌‌‌‍​‌‌‍‌​‌‍‌‌‌ ​‍​‍ ‍‌ ​ ‌‍‌‌‌‍​‌‌ ​‍‌‍​ ‌‍‍​​‍ ‍‌‍​‍‌ ‌​‌‍ ‍​‍‌‍‌ ​​‌‍‌‌‌ ​‍‌ ​ ‌ ​​‌‍‌‌‌‍​ ‌ ‌​‌‍‍‌‌ ‌‍‌‍‌‌​ ‌‌ ​​‌ ‌‌‌‍​‍‌‍ ​‌‍‍‌‌ ​ ‌‍‍​‌‍‌‌‌‍‌​​‍​‍‌ ‌
Get Started​​​​‌ ‍ ​‍​‍‌‍ ‌ ​‍‌‍‍‌‌‍‌ ‌‍‍‌‌‍ ‍​‍​‍​ ‍‍​‍​‍‌ ​ ‌‍​‌‌‍ ‍‌‍‍‌‌ ‌​‌ ‍‌​‍ ‍‌‍‍‌‌‍ ​‍​‍​‍ ​​‍​‍‌‍‍​‌ ​‍‌‍‌‌‌‍‌‍​‍​‍​ ‍‍​‍​‍‌‍‍​‌ ‌​‌ ‌​‌ ​​​ ‍‍​‍ ​‍ ‌‍ ​‌‍ ‌‍​ ‌‍​‌‌‍ ​‌‍‍​‌‍ ‌ ​ ‌ ‌​​ ‍‍​ ​ ​ ​ ​ ​ ​ ​ ​‍ ‌‍‍‌‌‍ ‍‌ ‌​‌‍‌‌‌‍ ‍‌ ‌​​‍ ‌‍‌‌‌‍‌​‌‍‍‌‌ ‌​​‍ ‌‍ ‌‌‍ ‌‍‌​‌‍‌‌​ ‌‌ ​​‌ ​‍‌‍‌‌‌ ​ ‌‍‌‌‌‍ ‍‌ ‌​‌‍​‌‌ ‌​‌‍‍‌‌‍ ‌‍ ‍​ ‍ ‌‍‍‌‌‍‌​​ ‌‌ ​ ‌‍‍‌‌ ‌​‌‍‌‌‌​‍​‌‍‌‌‌‍​‌‌‍‌​‌‍‌‌‌ ​‍​ ‍ ‌ ‌​‌ ‍‌‌ ​​‌‍‌‌​ ‌‌‍‍​‌‍‌‌‌‍​‌‌‍‌​‌‍‌‌‌ ​‍​ ‍ ‌ ​​‌‍​‌‌ ‌​‌‍‍​​ ‌‌‍‌ ‌‍‌‌‌ ‌​‌‌​ ‌ ‌​‌‍​‌‌ ​‍‌ ‌​‌‍‌‌‌‍‌​‌​ ‌‌‍‌‌‌‍ ‍‌ ‌‌​‍ ‍‌‍​‍‌ ‌​‌‍ ‍‌‌‌​‌‍‌‌‌ ‍​‌ ‌​​ ‌‍​‍‌‍​‌‌ ​ ‌‍‌‌‌‌‌‌‌ ​‍‌‍ ​​ ‌‌‍‍​‌ ‌​‌ ‌​‌ ​​​‍‌‌​ ​ ‌​​‌​‍‌‌​ ​‍‌​‌‍​‍‌‌​ ​‍‌​‌‍‌‍ ​‌‍ ‌‍​ ‌‍​‌‌‍ ​‌‍‍​‌‍ ‌ ​ ‌ ‌​​‍‌‌​ ​ ‌​​‌​ ​ ​ ​ ​ ​ ​ ​ ​‍‌‍‌‍‍‌‌‍‌​​ ‌‌ ​ ‌‍‍‌‌ ‌​‌‍‌‌‌​‍​‌‍‌‌‌‍​‌‌‍‌​‌‍‌‌‌ ​‍​‍‌‍‌ ‌​‌ ‍‌‌ ​​‌‍‌‌​ ‌‌‍‍​‌‍‌‌‌‍​‌‌‍‌​‌‍‌‌‌ ​‍​‍‌‍‌ ​​‌‍​‌‌ ‌​‌‍‍​​ ‌‌‍‌ ‌‍‌‌‌ ‌​‌‌​ ‌ ‌​‌‍​‌‌ ​‍‌ ‌​‌‍‌‌‌‍‌​‌​ ‌‌‍‌‌‌‍ ‍‌ ‌‌​‍ ‍‌‍​‍‌ ‌​‌‍ ‍‌‌‌​‌‍‌‌‌ ‍​‌ ‌​​‍‌‍‌ ​​‌‍‌‌‌ ​‍‌ ​ ‌ ​​‌‍‌‌‌‍​ ‌ ‌​‌‍‍‌‌ ‌‍‌‍‌‌​ ‌‌ ​​‌ ‌‌‌‍​‍‌‍ ​‌‍‍‌‌ ​ ‌‍‍​‌‍‌‌‌‍‌​​‍​‍‌ ‌
Programs​​​​‌ ‍ ​‍​‍‌‍ ‌ ​‍‌‍‍‌‌‍‌ ‌‍‍‌‌‍ ‍​‍​‍​ ‍‍​‍​‍‌ ​ ‌‍​‌‌‍ ‍‌‍‍‌‌ ‌​‌ ‍‌​‍ ‍‌‍‍‌‌‍ ​‍​‍​‍ ​​‍​‍‌‍‍​‌ ​‍‌‍‌‌‌‍‌‍​‍​‍​ ‍‍​‍​‍‌‍‍​‌ ‌​‌ ‌​‌ ​​​ ‍‍​‍ ​‍ ‌‍ ​‌‍ ‌‍​ ‌‍​‌‌‍ ​‌‍‍​‌‍ ‌ ​ ‌ ‌​​ ‍‍​ ​ ​ ​ ​ ​ ​ ​ ​‍ ‌‍‍‌‌‍ ‍‌ ‌​‌‍‌‌‌‍ ‍‌ ‌​​‍ ‌‍‌‌‌‍‌​‌‍‍‌‌ ‌​​‍ ‌‍ ‌‌‍ ‌‍‌​‌‍‌‌​ ‌‌ ​​‌ ​‍‌‍‌‌‌ ​ ‌‍‌‌‌‍ ‍‌ ‌​‌‍​‌‌ ‌​‌‍‍‌‌‍ ‌‍ ‍​ ‍ ‌‍‍‌‌‍‌​​ ‌‌ ​ ‌‍‍‌‌ ‌​‌‍‌‌‌​‍​‌‍‌‌‌‍​‌‌‍‌​‌‍‌‌‌ ​‍​ ‍ ‌ ‌​‌ ‍‌‌ ​​‌‍‌‌​ ‌‌‍‍​‌‍‌‌‌‍​‌‌‍‌​‌‍‌‌‌ ​‍​ ‍ ‌ ​​‌‍​‌‌ ‌​‌‍‍​​ ‌‌‍ ​‌‍‌‌‌‍‌‍‌ ‌​‌​ ‌‌‍‌‌‌‍ ‍‌ ‌‌‌ ​ ​‍‌‌​ ‌‌‌​​‍‌‌ ‌‍‍ ‌‍‌‌‌ ‍‌​‍‌‌​ ​ ‌​‌​​‍‌‌​ ​ ‌​‌​​‍‌‌​ ​‍​ ​‍​ ​ ‌‍‌​​ ‌​​ ​‌‌‍‌‌​ ‌​​ ​​​ ‌​‌‍‌‌‌‍‌​​ ​​​ ​​​‍‌‌​ ​‍​ ​‍​‍‌‌​ ‌‌‌​‌​​‍ ‍‌ ‌​‌‍‌‌‌ ‍​‌ ‌​​ ‌‍​‍‌‍​‌‌ ​ ‌‍‌‌‌‌‌‌‌ ​‍‌‍ ​​ ‌‌‍‍​‌ ‌​‌ ‌​‌ ​​​‍‌‌​ ​ ‌​​‌​‍‌‌​ ​‍‌​‌‍​‍‌‌​ ​‍‌​‌‍‌‍ ​‌‍ ‌‍​ ‌‍​‌‌‍ ​‌‍‍​‌‍ ‌ ​ ‌ ‌​​‍‌‌​ ​ ‌​​‌​ ​ ​ ​ ​ ​ ​ ​ ​‍‌‍‌‍‍‌‌‍‌​​ ‌‌ ​ ‌‍‍‌‌ ‌​‌‍‌‌‌​‍​‌‍‌‌‌‍​‌‌‍‌​‌‍‌‌‌ ​‍​‍‌‍‌ ‌​‌ ‍‌‌ ​​‌‍‌‌​ ‌‌‍‍​‌‍‌‌‌‍​‌‌‍‌​‌‍‌‌‌ ​‍​‍‌‍‌ ​​‌‍​‌‌ ‌​‌‍‍​​ ‌‌‍ ​‌‍‌‌‌‍‌‍‌ ‌​‌​ ‌‌‍‌‌‌‍ ‍‌ ‌‌‌ ​ ​‍‌‌​ ‌‌‌​​‍‌‌ ‌‍‍ ‌‍‌‌‌ ‍‌​‍‌‌​ ​ ‌​‌​​‍‌‌​ ​ ‌​‌​​‍‌‌​ ​‍​ ​‍​ ​ ‌‍‌​​ ‌​​ ​‌‌‍‌‌​ ‌​​ ​​​ ‌​‌‍‌‌‌‍‌​​ ​​​ ​​​‍‌‌​ ​‍​ ​‍​‍‌‌​ ‌‌‌​‌​​‍ ‍‌ ‌​‌‍‌‌‌ ‍​‌ ‌​​‍‌‍‌ ​​‌‍‌‌‌ ​‍‌ ​ ‌ ​​‌‍‌‌‌‍​ ‌ ‌​‌‍‍‌‌ ‌‍‌‍‌‌​ ‌‌ ​​‌ ‌‌‌‍​‍‌‍ ​‌‍‍‌‌ ​ ‌‍‍​‌‍‌‌‌‍‌​​‍​‍‌ ‌
Resources​​​​‌ ‍ ​‍​‍‌‍ ‌ ​‍‌‍‍‌‌‍‌ ‌‍‍‌‌‍ ‍​‍​‍​ ‍‍​‍​‍‌ ​ ‌‍​‌‌‍ ‍‌‍‍‌‌ ‌​‌ ‍‌​‍ ‍‌‍‍‌‌‍ ​‍​‍​‍ ​​‍​‍‌‍‍​‌ ​‍‌‍‌‌‌‍‌‍​‍​‍​ ‍‍​‍​‍‌‍‍​‌ ‌​‌ ‌​‌ ​​​ ‍‍​‍ ​‍ ‌‍ ​‌‍ ‌‍​ ‌‍​‌‌‍ ​‌‍‍​‌‍ ‌ ​ ‌ ‌​​ ‍‍​ ​ ​ ​ ​ ​ ​ ​ ​‍ ‌‍‍‌‌‍ ‍‌ ‌​‌‍‌‌‌‍ ‍‌ ‌​​‍ ‌‍‌‌‌‍‌​‌‍‍‌‌ ‌​​‍ ‌‍ ‌‌‍ ‌‍‌​‌‍‌‌​ ‌‌ ​​‌ ​‍‌‍‌‌‌ ​ ‌‍‌‌‌‍ ‍‌ ‌​‌‍​‌‌ ‌​‌‍‍‌‌‍ ‌‍ ‍​ ‍ ‌‍‍‌‌‍‌​​ ‌‌ ​ ‌‍‍‌‌ ‌​‌‍‌‌‌​‍​‌‍‌‌‌‍​‌‌‍‌​‌‍‌‌‌ ​‍​ ‍ ‌ ‌​‌ ‍‌‌ ​​‌‍‌‌​ ‌‌‍‍​‌‍‌‌‌‍​‌‌‍‌​‌‍‌‌‌ ​‍​ ‍ ‌ ​​‌‍​‌‌ ‌​‌‍‍​​ ‌‌‍ ​‌‍‌‌‌‍‌‍‌ ‌​‌​ ‌‌‍‌‌‌‍ ‍‌ ‌‌‌ ​ ​‍‌‌​ ‌‌‌​​‍‌‌ ‌‍‍ ‌‍‌‌‌ ‍‌​‍‌‌​ ​ ‌​‌​​‍‌‌​ ​ ‌​‌​​‍‌‌​ ​‍​ ​‍‌‍‌‍‌‍‌‍​ ‌​​ ‌‌‌‍‌‌​ ​ ‌‍‌‌‌‍​‌‌‍​ ​ ‍‌‌‍​ ​ ‍‌​‍‌‌​ ​‍​ ​‍​‍‌‌​ ‌‌‌​‌​​‍ ‍‌ ‌​‌‍‌‌‌ ‍​‌ ‌​​ ‌‍​‍‌‍​‌‌ ​ ‌‍‌‌‌‌‌‌‌ ​‍‌‍ ​​ ‌‌‍‍​‌ ‌​‌ ‌​‌ ​​​‍‌‌​ ​ ‌​​‌​‍‌‌​ ​‍‌​‌‍​‍‌‌​ ​‍‌​‌‍‌‍ ​‌‍ ‌‍​ ‌‍​‌‌‍ ​‌‍‍​‌‍ ‌ ​ ‌ ‌​​‍‌‌​ ​ ‌​​‌​ ​ ​ ​ ​ ​ ​ ​ ​‍‌‍‌‍‍‌‌‍‌​​ ‌‌ ​ ‌‍‍‌‌ ‌​‌‍‌‌‌​‍​‌‍‌‌‌‍​‌‌‍‌​‌‍‌‌‌ ​‍​‍‌‍‌ ‌​‌ ‍‌‌ ​​‌‍‌‌​ ‌‌‍‍​‌‍‌‌‌‍​‌‌‍‌​‌‍‌‌‌ ​‍​‍‌‍‌ ​​‌‍​‌‌ ‌​‌‍‍​​ ‌‌‍ ​‌‍‌‌‌‍‌‍‌ ‌​‌​ ‌‌‍‌‌‌‍ ‍‌ ‌‌‌ ​ ​‍‌‌​ ‌‌‌​​‍‌‌ ‌‍‍ ‌‍‌‌‌ ‍‌​‍‌‌​ ​ ‌​‌​​‍‌‌​ ​ ‌​‌​​‍‌‌​ ​‍​ ​‍‌‍‌‍‌‍‌‍​ ‌​​ ‌‌‌‍‌‌​ ​ ‌‍‌‌‌‍​‌‌‍​ ​ ‍‌‌‍​ ​ ‍‌​‍‌‌​ ​‍​ ​‍​‍‌‌​ ‌‌‌​‌​​‍ ‍‌ ‌​‌‍‌‌‌ ‍​‌ ‌​​‍‌‍‌ ​​‌‍‌‌‌ ​‍‌ ​ ‌ ​​‌‍‌‌‌‍​ ‌ ‌​‌‍‍‌‌ ‌‍‌‍‌‌​ ‌‌ ​​‌ ‌‌‌‍​‍‌‍ ​‌‍‍‌‌ ​ ‌‍‍​‌‍‌‌‌‍‌​​‍​‍‌ ‌
About​​​​‌ ‍ ​‍​‍‌‍ ‌ ​‍‌‍‍‌‌‍‌ ‌‍‍‌‌‍ ‍​‍​‍​ ‍‍​‍​‍‌ ​ ‌‍​‌‌‍ ‍‌‍‍‌‌ ‌​‌ ‍‌​‍ ‍‌‍‍‌‌‍ ​‍​‍​‍ ​​‍​‍‌‍‍​‌ ​‍‌‍‌‌‌‍‌‍​‍​‍​ ‍‍​‍​‍‌‍‍​‌ ‌​‌ ‌​‌ ​​​ ‍‍​‍ ​‍ ‌‍ ​‌‍ ‌‍​ ‌‍​‌‌‍ ​‌‍‍​‌‍ ‌ ​ ‌ ‌​​ ‍‍​ ​ ​ ​ ​ ​ ​ ​ ​‍ ‌‍‍‌‌‍ ‍‌ ‌​‌‍‌‌‌‍ ‍‌ ‌​​‍ ‌‍‌‌‌‍‌​‌‍‍‌‌ ‌​​‍ ‌‍ ‌‌‍ ‌‍‌​‌‍‌‌​ ‌‌ ​​‌ ​‍‌‍‌‌‌ ​ ‌‍‌‌‌‍ ‍‌ ‌​‌‍​‌‌ ‌​‌‍‍‌‌‍ ‌‍ ‍​ ‍ ‌‍‍‌‌‍‌​​ ‌‌ ​ ‌‍‍‌‌ ‌​‌‍‌‌‌​‍​‌‍‌‌‌‍​‌‌‍‌​‌‍‌‌‌ ​‍​ ‍ ‌ ‌​‌ ‍‌‌ ​​‌‍‌‌​ ‌‌‍‍​‌‍‌‌‌‍​‌‌‍‌​‌‍‌‌‌ ​‍​ ‍ ‌ ​​‌‍​‌‌ ‌​‌‍‍​​ ‌‌ ​‍‌‍‍‌‌‍‌ ‌‍‍​‌ ‌​‌​ ‌‌‍‌‌‌‍ ‍‌ ‌‌‌ ​ ​‍‌‌​ ‌‌‌​​‍‌‌ ‌‍‍ ‌‍‌‌‌ ‍‌​‍‌‌​ ​ ‌​‌​​‍‌‌​ ​ ‌​‌​​‍‌‌​ ​‍​ ​‍​ ​‌​ ‌​​ ​ ‌‍​ ​ ‌‍‌‍​ ​ ‌ ​ ‌ ‌‍​‌‌‍‌‍​ ‌‍‌‍‌​​‍‌‌​ ​‍​ ​‍​‍‌‌​ ‌‌‌​‌​​‍ ‍‌ ‌​‌‍‌‌‌ ‍​‌ ‌​​ ‌‍​‍‌‍​‌‌ ​ ‌‍‌‌‌‌‌‌‌ ​‍‌‍ ​​ ‌‌‍‍​‌ ‌​‌ ‌​‌ ​​​‍‌‌​ ​ ‌​​‌​‍‌‌​ ​‍‌​‌‍​‍‌‌​ ​‍‌​‌‍‌‍ ​‌‍ ‌‍​ ‌‍​‌‌‍ ​‌‍‍​‌‍ ‌ ​ ‌ ‌​​‍‌‌​ ​ ‌​​‌​ ​ ​ ​ ​ ​ ​ ​ ​‍‌‍‌‍‍‌‌‍‌​​ ‌‌ ​ ‌‍‍‌‌ ‌​‌‍‌‌‌​‍​‌‍‌‌‌‍​‌‌‍‌​‌‍‌‌‌ ​‍​‍‌‍‌ ‌​‌ ‍‌‌ ​​‌‍‌‌​ ‌‌‍‍​‌‍‌‌‌‍​‌‌‍‌​‌‍‌‌‌ ​‍​‍‌‍‌ ​​‌‍​‌‌ ‌​‌‍‍​​ ‌‌ ​‍‌‍‍‌‌‍‌ ‌‍‍​‌ ‌​‌​ ‌‌‍‌‌‌‍ ‍‌ ‌‌‌ ​ ​‍‌‌​ ‌‌‌​​‍‌‌ ‌‍‍ ‌‍‌‌‌ ‍‌​‍‌‌​ ​ ‌​‌​​‍‌‌​ ​ ‌​‌​​‍‌‌​ ​‍​ ​‍​ ​‌​ ‌​​ ​ ‌‍​ ​ ‌‍‌‍​ ​ ‌ ​ ‌ ‌‍​‌‌‍‌‍​ ‌‍‌‍‌​​‍‌‌​ ​‍​ ​‍​‍‌‌​ ‌‌‌​‌​​‍ ‍‌ ‌​‌‍‌‌‌ ‍​‌ ‌​​‍‌‍‌ ​​‌‍‌‌‌ ​‍‌ ​ ‌ ​​‌‍‌‌‌‍​ ‌ ‌​‌‍‍‌‌ ‌‍‌‍‌‌​ ‌‌ ​​‌ ‌‌‌‍​‍‌‍ ​‌‍‍‌‌ ​ ‌‍‍​‌‍‌‌‌‍‌​​‍​‍‌ ‌
Calendar​​​​‌ ‍ ​‍​‍‌‍ ‌ ​‍‌‍‍‌‌‍‌ ‌‍‍‌‌‍ ‍​‍​‍​ ‍‍​‍​‍‌ ​ ‌‍​‌‌‍ ‍‌‍‍‌‌ ‌​‌ ‍‌​‍ ‍‌‍‍‌‌‍ ​‍​‍​‍ ​​‍​‍‌‍‍​‌ ​‍‌‍‌‌‌‍‌‍​‍​‍​ ‍‍​‍​‍‌‍‍​‌ ‌​‌ ‌​‌ ​​​ ‍‍​‍ ​‍ ‌‍ ​‌‍ ‌‍​ ‌‍​‌‌‍ ​‌‍‍​‌‍ ‌ ​ ‌ ‌​​ ‍‍​ ​ ​ ​ ​ ​ ​ ​ ​‍ ‌‍‍‌‌‍ ‍‌ ‌​‌‍‌‌‌‍ ‍‌ ‌​​‍ ‌‍‌‌‌‍‌​‌‍‍‌‌ ‌​​‍ ‌‍ ‌‌‍ ‌‍‌​‌‍‌‌​ ‌‌ ​​‌ ​‍‌‍‌‌‌ ​ ‌‍‌‌‌‍ ‍‌ ‌​‌‍​‌‌ ‌​‌‍‍‌‌‍ ‌‍ ‍​ ‍ ‌‍‍‌‌‍‌​​ ‌‌ ​ ‌‍‍‌‌ ‌​‌‍‌‌‌​‍​‌‍‌‌‌‍​‌‌‍‌​‌‍‌‌‌ ​‍​ ‍ ‌ ‌​‌ ‍‌‌ ​​‌‍‌‌​ ‌‌‍‍​‌‍‌‌‌‍​‌‌‍‌​‌‍‌‌‌ ​‍​ ‍ ‌ ​​‌‍​‌‌ ‌​‌‍‍​​ ‌‌ ​‍‌‍‍‌‌‍‌ ‌‍‍​‌ ‌​‌​ ‌‌‍‌‌‌‍ ‍‌ ‌‌‌ ​ ​‍‌‌​ ‌‌‌​​‍‌‌ ‌‍‍ ‌‍‌‌‌ ‍‌​‍‌‌​ ​ ‌​‌​​‍‌‌​ ​ ‌​‌​​‍‌‌​ ​‍​ ​‍​ ‍​​ ​‌​ ​‍​ ‌ ​ ​​​ ​‍​ ​‍‌‍‌‍​ ‌​​ ‍​​ ​‍​ ​​​‍‌‌​ ​‍​ ​‍​‍‌‌​ ‌‌‌​‌​​‍ ‍‌ ‌​‌‍‌‌‌ ‍​‌ ‌​​ ‌‍​‍‌‍​‌‌ ​ ‌‍‌‌‌‌‌‌‌ ​‍‌‍ ​​ ‌‌‍‍​‌ ‌​‌ ‌​‌ ​​​‍‌‌​ ​ ‌​​‌​‍‌‌​ ​‍‌​‌‍​‍‌‌​ ​‍‌​‌‍‌‍ ​‌‍ ‌‍​ ‌‍​‌‌‍ ​‌‍‍​‌‍ ‌ ​ ‌ ‌​​‍‌‌​ ​ ‌​​‌​ ​ ​ ​ ​ ​ ​ ​ ​‍‌‍‌‍‍‌‌‍‌​​ ‌‌ ​ ‌‍‍‌‌ ‌​‌‍‌‌‌​‍​‌‍‌‌‌‍​‌‌‍‌​‌‍‌‌‌ ​‍​‍‌‍‌ ‌​‌ ‍‌‌ ​​‌‍‌‌​ ‌‌‍‍​‌‍‌‌‌‍​‌‌‍‌​‌‍‌‌‌ ​‍​‍‌‍‌ ​​‌‍​‌‌ ‌​‌‍‍​​ ‌‌ ​‍‌‍‍‌‌‍‌ ‌‍‍​‌ ‌​‌​ ‌‌‍‌‌‌‍ ‍‌ ‌‌‌ ​ ​‍‌‌​ ‌‌‌​​‍‌‌ ‌‍‍ ‌‍‌‌‌ ‍‌​‍‌‌​ ​ ‌​‌​​‍‌‌​ ​ ‌​‌​​‍‌‌​ ​‍​ ​‍​ ‍​​ ​‌​ ​‍​ ‌ ​ ​​​ ​‍​ ​‍‌‍‌‍​ ‌​​ ‍​​ ​‍​ ​​​‍‌‌​ ​‍​ ​‍​‍‌‌​ ‌‌‌​‌​​‍ ‍‌ ‌​‌‍‌‌‌ ‍​‌ ‌​​‍‌‍‌ ​​‌‍‌‌‌ ​‍‌ ​ ‌ ​​‌‍‌‌‌‍​ ‌ ‌​‌‍‍‌‌ ‌‍‌‍‌‌​ ‌‌ ​​‌ ‌‌‌‍​‍‌‍ ​‌‍‍‌‌ ​ ‌‍‍​‌‍‌‌‌‍‌​​‍​‍‌ ‌
Support​​​​‌ ‍ ​‍​‍‌‍ ‌ ​‍‌‍‍‌‌‍‌ ‌‍‍‌‌‍ ‍​‍​‍​ ‍‍​‍​‍‌ ​ ‌‍​‌‌‍ ‍‌‍‍‌‌ ‌​‌ ‍‌​‍ ‍‌‍‍‌‌‍ ​‍​‍​‍ ​​‍​‍‌‍‍​‌ ​‍‌‍‌‌‌‍‌‍​‍​‍​ ‍‍​‍​‍‌‍‍​‌ ‌​‌ ‌​‌ ​​​ ‍‍​‍ ​‍ ‌‍ ​‌‍ ‌‍​ ‌‍​‌‌‍ ​‌‍‍​‌‍ ‌ ​ ‌ ‌​​ ‍‍​ ​ ​ ​ ​ ​ ​ ​ ​‍ ‌‍‍‌‌‍ ‍‌ ‌​‌‍‌‌‌‍ ‍‌ ‌​​‍ ‌‍‌‌‌‍‌​‌‍‍‌‌ ‌​​‍ ‌‍ ‌‌‍ ‌‍‌​‌‍‌‌​ ‌‌ ​​‌ ​‍‌‍‌‌‌ ​ ‌‍‌‌‌‍ ‍‌ ‌​‌‍​‌‌ ‌​‌‍‍‌‌‍ ‌‍ ‍​ ‍ ‌‍‍‌‌‍‌​​ ‌‌ ​ ‌‍‍‌‌ ‌​‌‍‌‌‌​‍​‌‍‌‌‌‍​‌‌‍‌​‌‍‌‌‌ ​‍​ ‍ ‌ ‌​‌ ‍‌‌ ​​‌‍‌‌​ ‌‌‍‍​‌‍‌‌‌‍​‌‌‍‌​‌‍‌‌‌ ​‍​ ‍ ‌ ​​‌‍​‌‌ ‌​‌‍‍​​ ‌‌ ​‍‌‍‍‌‌‍‌ ‌‍‍​‌ ‌​‌​ ‌‌‍‌‌‌‍ ‍‌ ‌‌‌ ​ ​‍‌‌​ ‌‌‌​​‍‌‌ ‌‍‍ ‌‍‌‌‌ ‍‌​‍‌‌​ ​ ‌​‌​​‍‌‌​ ​ ‌​‌​​‍‌‌​ ​‍​ ​‍​ ‍​​ ​‍​ ‌ ‌‍‌‌​ ​‌‌‍​‍‌‍‌​​ ‍‌​ ‌​‌‍​ ​ ‌ ​ ‌ ​‍‌‌​ ​‍​ ​‍​‍‌‌​ ‌‌‌​‌​​‍ ‍‌ ‌​‌‍‌‌‌ ‍​‌ ‌​​ ‌‍​‍‌‍​‌‌ ​ ‌‍‌‌‌‌‌‌‌ ​‍‌‍ ​​ ‌‌‍‍​‌ ‌​‌ ‌​‌ ​​​‍‌‌​ ​ ‌​​‌​‍‌‌​ ​‍‌​‌‍​‍‌‌​ ​‍‌​‌‍‌‍ ​‌‍ ‌‍​ ‌‍​‌‌‍ ​‌‍‍​‌‍ ‌ ​ ‌ ‌​​‍‌‌​ ​ ‌​​‌​ ​ ​ ​ ​ ​ ​ ​ ​‍‌‍‌‍‍‌‌‍‌​​ ‌‌ ​ ‌‍‍‌‌ ‌​‌‍‌‌‌​‍​‌‍‌‌‌‍​‌‌‍‌​‌‍‌‌‌ ​‍​‍‌‍‌ ‌​‌ ‍‌‌ ​​‌‍‌‌​ ‌‌‍‍​‌‍‌‌‌‍​‌‌‍‌​‌‍‌‌‌ ​‍​‍‌‍‌ ​​‌‍​‌‌ ‌​‌‍‍​​ ‌‌ ​‍‌‍‍‌‌‍‌ ‌‍‍​‌ ‌​‌​ ‌‌‍‌‌‌‍ ‍‌ ‌‌‌ ​ ​‍‌‌​ ‌‌‌​​‍‌‌ ‌‍‍ ‌‍‌‌‌ ‍‌​‍‌‌​ ​ ‌​‌​​‍‌‌​ ​ ‌​‌​​‍‌‌​ ​‍​ ​‍​ ‍​​ ​‍​ ‌ ‌‍‌‌​ ​‌‌‍​‍‌‍‌​​ ‍‌​ ‌​‌‍​ ​ ‌ ​ ‌ ​‍‌‌​ ​‍​ ​‍​‍‌‌​ ‌‌‌​‌​​‍ ‍‌ ‌​‌‍‌‌‌ ‍​‌ ‌​​‍‌‍‌ ​​‌‍‌‌‌ ​‍‌ ​ ‌ ​​‌‍‌‌‌‍​ ‌ ‌​‌‍‍‌‌ ‌‍‌‍‌‌​ ‌‌ ​​‌ ‌‌‌‍​‍‌‍ ​‌‍‍‌‌ ​ ‌‍‍​‌‍‌‌‌‍‌​​‍​‍‌ ‌
Open search modal